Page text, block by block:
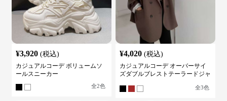
¥3,920 (税込)
カジュアルコーデ ボリュームソ
ールスニーカー
全2色
¥4,020 (税込)
カジュアルコーデ オーバーサイ
ズダブルブレストテーラードジャ
全3色